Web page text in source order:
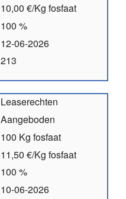
10,00 €/Kg fosfaat
100 %
12-06-2026
213
Leaserechten
Aangeboden
100 Kg fosfaat
11,50 €/Kg fosfaat
100 %
10-06-2026